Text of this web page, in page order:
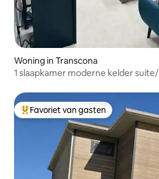
Woning in Transcona
1 slaapkamer moderne kelder
Topfavoriet van gasten
Favoriet van gasten